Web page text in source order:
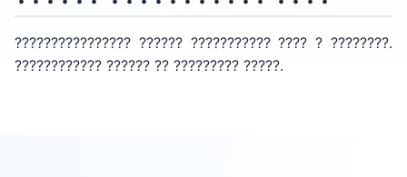
???????????????? ?????? ??????????? ???? ? ????????.
???????????? ?????? ?? ????????? ?????.